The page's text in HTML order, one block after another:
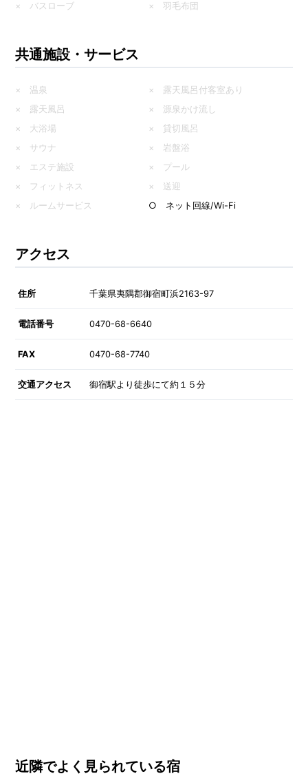
× バスローブ × 羽毛布団
共通施設・サービス
× 温泉
× 露天風呂付客室あり
× 露天風呂
× 源泉かけ流し
× 大浴場
× 貸切風呂
× サウナ
× 岩盤浴
× エステ施設
× プール
× フィットネス
× 送迎
× ルームサービス
○ ネット回線/Wi-Fi
アクセス
住所 千葉県夷隅郡御宿町浜2163-97
電話番号 0470-68-6640
FAX 0470-68-7740
交通アクセス 御宿駅より徒歩にて約１５分
近隣でよく見られている宿